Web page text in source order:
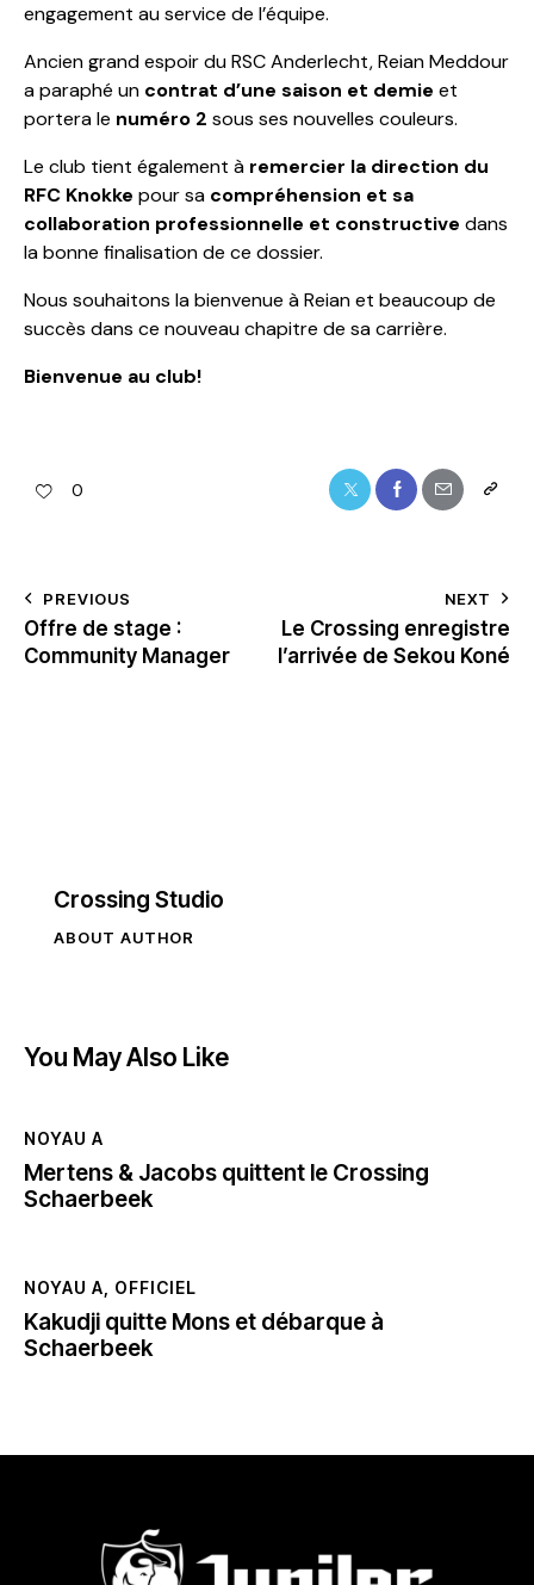
engagement au service de l’équipe.
Ancien grand espoir du RSC Anderlecht, Reian Meddour
a paraphé un contrat d’une saison et demie et
portera le numéro 2 sous ses nouvelles couleurs.
Le club tient également à remercier la direction du
RFC Knokke pour sa compréhension et sa
collaboration professionnelle et constructive dans
la bonne finalisation de ce dossier.
Nous souhaitons la bienvenue à Reian et beaucoup de
succès dans ce nouveau chapitre de sa carrière.
Bienvenue au club!
0
PREVIOUS
Offre de stage :
Community Manager
NEXT
Le Crossing enregistre
l’arrivée de Sekou Koné
Crossing Studio
ABOUT AUTHOR
You May Also Like
NOYAU A
Mertens & Jacobs quittent le Crossing
Schaerbeek
NOYAU A OFFICIEL
Kakudji quitte Mons et débarque à
Schaerbeek